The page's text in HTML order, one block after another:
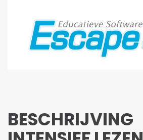
Skip to main content
BESCHRIJVING